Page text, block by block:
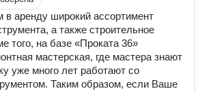
аренду широкий ассортимент
а также строительное
того, на базе «Проката 36»
мастерская, где мастера знают
уже много лет работают со
Таким образом, если Ваше